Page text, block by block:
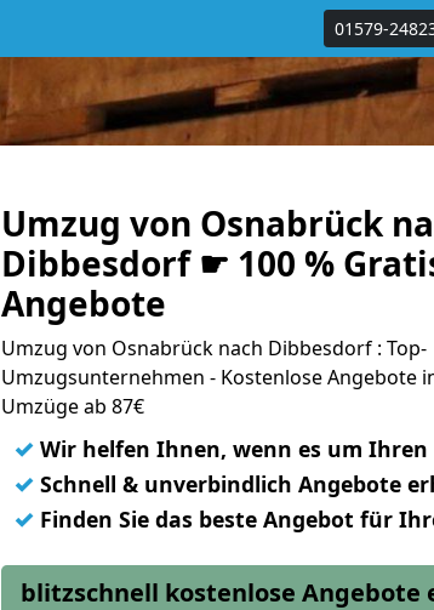
01579-
Umzug von Osnabrück
Dibbesdorf ☛ 100 %
Angebote
Umzug von Osnabrück nach Dibbesdorf : Top-
Umzugsunternehmen - Kostenlose Angebote
Umzüge ab 87€
✓ Wir helfen Ihnen, wenn es um Ihren
✓ Schnell & unverbindlich Angebote
✓ Finden Sie das beste Angebot für
blitzschnell kostenlose Angebote